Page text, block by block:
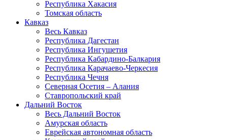
Республика Хакасия
Томская область
Кавказ
Весь Кавказ
Республика Дагестан
Республика Ингушетия
Республика Кабардино-Балкария
Республика Карачаево-Черкесия
Республика Чечня
Северная Осетия – Алания
Ставропольский край
Дальний Восток
Весь Дальний Восток
Амурская область
Еврейская автономная область